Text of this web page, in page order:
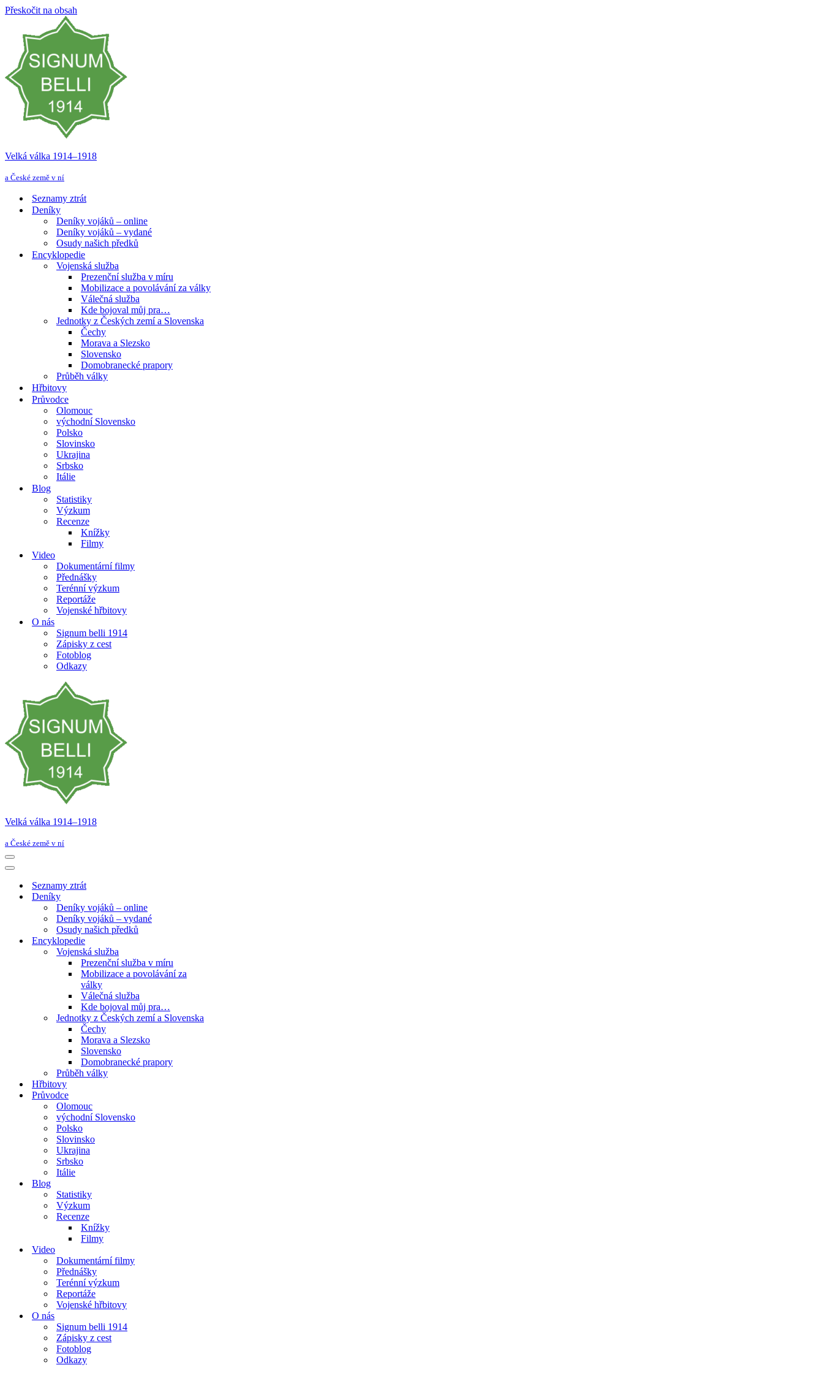
Přeskočit na obsah
Velká válka 1914–⁠⁠⁠⁠⁠⁠1918
a České země v ní
Seznamy ztrát
Deníky
Deníky vojáků – online
Deníky vojáků – vydané
Osudy našich předků
Encyklopedie
Vojenská služba
Prezenční služba v míru
Mobilizace a povolávání za války
Válečná služba
Kde bojoval můj pra…
Jednotky z Českých zemí a Slovenska
Čechy
Morava a Slezsko
Slovensko
Domobranecké prapory
Průběh války
Hřbitovy
Průvodce
Olomouc
východní Slovensko
Polsko
Slovinsko
Ukrajina
Srbsko
Itálie
Blog
Statistiky
Výzkum
Recenze
Knížky
Filmy
Video
Dokumentární filmy
Přednášky
Terénní výzkum
Reportáže
Vojenské hřbitovy
O nás
Signum belli 1914
Zápisky z cest
Fotoblog
Odkazy
Velká válka 1914–⁠⁠⁠⁠⁠⁠1918
a České země v ní
Navigační
menu
Navigační
Seznamy ztrát
Deníky
Deníky vojáků – online
Deníky vojáků – vydané
Osudy našich předků
Encyklopedie
Vojenská služba
Prezenční služba v míru
Mobilizace a povolávání za
války
Válečná služba
Kde bojoval můj pra…
Jednotky z Českých zemí a Slovenska
Čechy
Morava a Slezsko
Slovensko
Domobranecké prapory
Průběh války
Hřbitovy
Průvodce
Olomouc
východní Slovensko
Polsko
Slovinsko
Ukrajina
Srbsko
Itálie
Blog
Statistiky
Výzkum
Recenze
Knížky
Filmy
Video
Dokumentární filmy
Přednášky
Terénní výzkum
Reportáže
Vojenské hřbitovy
O nás
Signum belli 1914
Zápisky z cest
Fotoblog
Odkazy